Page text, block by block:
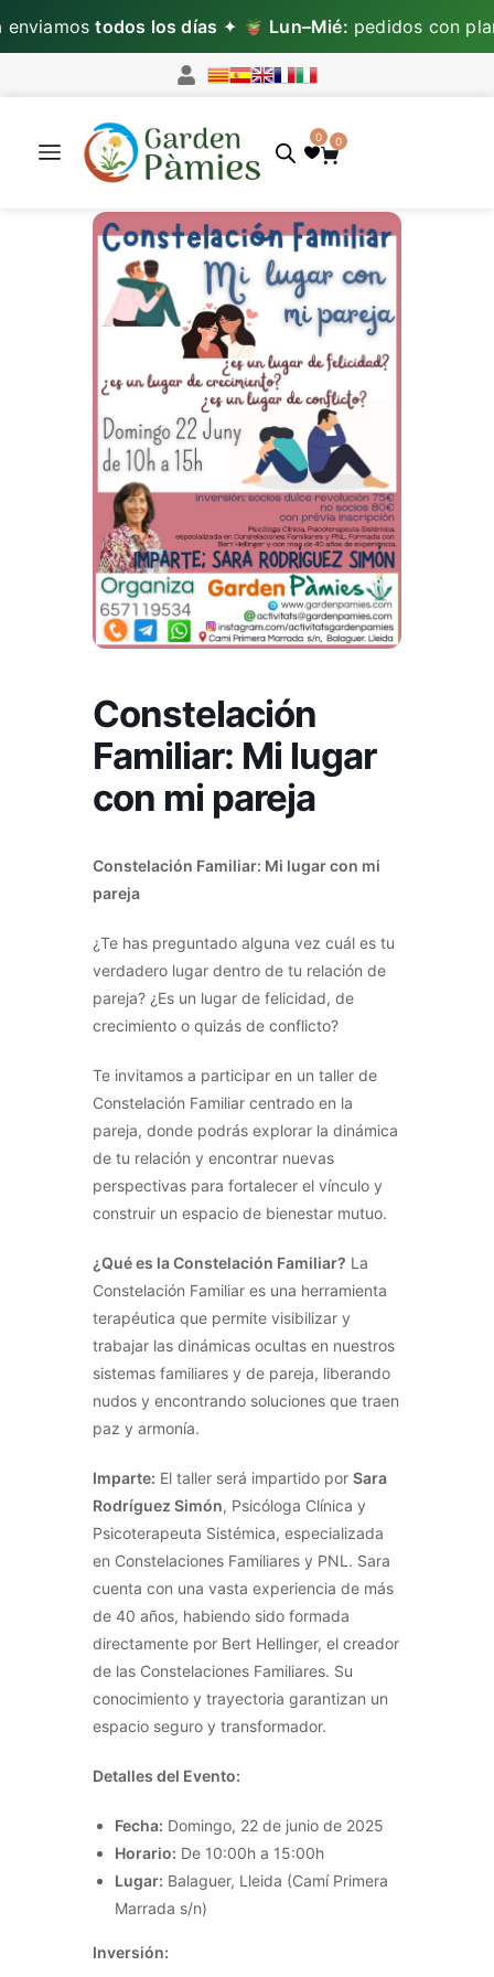
todos los días✦ Lun–Mié:pedidos con
0 0
Constelación
Familiar: Mi lugar
con mi pareja
Constelación Familiar: Mi lugar con mi
pareja
¿Te has preguntado alguna vez cuál es tu
verdadero lugar dentro de tu relación de
pareja? ¿Es un lugar de felicidad, de
crecimiento o quizás de conflicto?
Te invitamos a participar en un taller de
Constelación Familiar centrado en la
pareja, donde podrás explorar la dinámica
de tu relación y encontrar nuevas
perspectivas para fortalecer el vínculo y
construir un espacio de bienestar mutuo.
¿Qué es la Constelación Familiar? La
Constelación Familiar es una herramienta
terapéutica que permite visibilizar y
trabajar las dinámicas ocultas en nuestros
sistemas familiares y de pareja, liberando
nudos y encontrando soluciones que traen
paz y armonía.
Imparte: El taller será impartido por Sara
Rodríguez Simón, Psicóloga Clínica y
Psicoterapeuta Sistémica, especializada
en Constelaciones Familiares y PNL. Sara
cuenta con una vasta experiencia de más
de 40 años, habiendo sido formada
directamente por Bert Hellinger, el creador
de las Constelaciones Familiares. Su
conocimiento y trayectoria garantizan un
espacio seguro y transformador.
Detalles del Evento:
Fecha: Domingo, 22 de junio de 2025
Horario: De 10:00h a 15:00h
Lugar: Balaguer, Lleida (Camí Primera
Marrada s/n)
Inversión: